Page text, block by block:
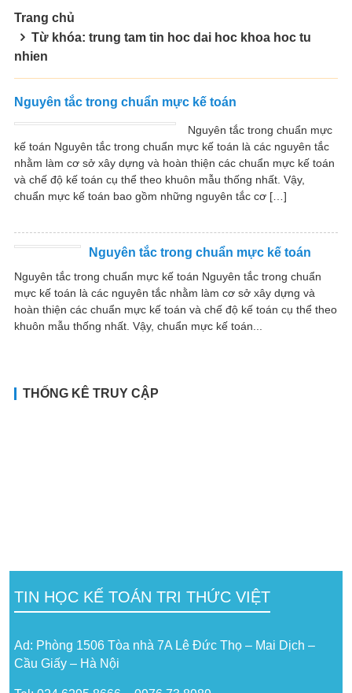
Trang chủ
Từ khóa: trung tam tin hoc dai hoc khoa hoc tu
nhien
Nguyên tắc trong chuẩn mực kế toán
Nguyên tắc trong chuẩn mực
kế toán Nguyên tắc trong chuẩn mực kế toán là các nguyên tắc
nhằm làm cơ sở xây dựng và hoàn thiện các chuẩn mực kế toán
và chế độ kế toán cụ thể theo khuôn mẫu thống nhất. Vậy,
chuẩn mực kế toán bao gồm những nguyên tắc cơ […]
Nguyên tắc trong chuẩn mực kế toán
Nguyên tắc trong chuẩn mực kế toán Nguyên tắc trong chuẩn
mực kế toán là các nguyên tắc nhằm làm cơ sở xây dựng và
hoàn thiện các chuẩn mực kế toán và chế độ kế toán cụ thể theo
khuôn mẫu thống nhất. Vậy, chuẩn mực kế toán...
THỐNG KÊ TRUY CẬP
TIN HỌC KẾ TOÁN TRI THỨC VIỆT
Ad: Phòng 1506 Tòa nhà 7A Lê Đức Thọ – Mai Dịch –
Cầu Giấy – Hà Nội